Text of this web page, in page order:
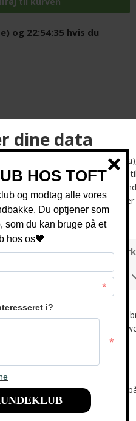
og 22:54:34 hvis du
kombination af stil og komfort
fremstillet af 100 % økologisk
der giver dig fri bevægelighed hele
lommer er Ryder Pants ideelle til
er afsluttet med det
som tilføjer et eksklusivt touch til
i størrelser fra 31/32 til 36/34, så
kropstype. Uanset om du
silhuet, vil disse bukser
der kombinerer
dem i dag og oplev, hvordan
procent rabat på alle din køb
også